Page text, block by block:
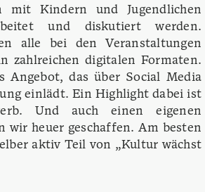
mit Kindern und Jugendlichen
und diskutiert werden.
alle bei den Veranstaltungen
zahlreichen digitalen Formaten.
Angebot, das über Social Media
einlädt. Ein Highlight dabei ist
Und auch einen eigenen
wir heuer geschaffen. Am besten
aktiv Teil von „Kultur wächst